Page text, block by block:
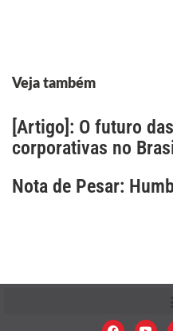
Veja também
[Artigo]: O futuro
corporativas no
Nota de Pesar: